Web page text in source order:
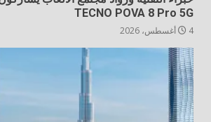
TECNO POVA 8 Pro 5G
4 أغسطس، 2026